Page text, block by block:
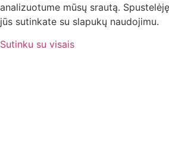
analizuotume mūsų srautą.
jūs sutinkate su slapukų naudojimu.
Sutinku su visais